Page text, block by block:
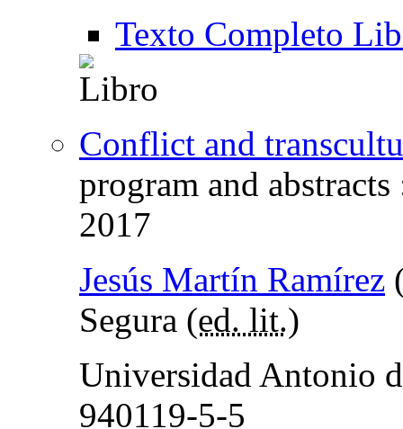
Texto Completo
Conflict and
program and
2017
Jesús Martín Ramírez
Segura (ed. lit.)
Universidad Antonio
940119-5-5